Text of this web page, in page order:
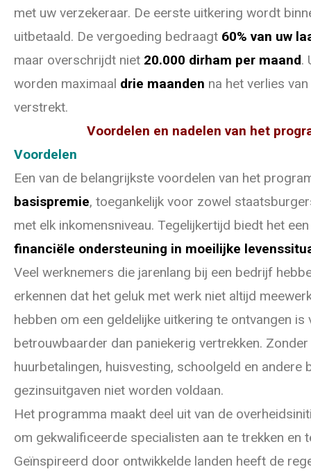
met uw verzekeraar. De eerste uitkering wordt
uitbetaald. De vergoeding bedraagt 60% van uw
maar overschrijdt niet 20.000 dirham per maand.
worden maximaal drie maanden na het verlies
verstrekt.
Voordelen en nadelen van het
Voordelen
Een van de belangrijkste voordelen van het
basispremie, toegankelijk voor zowel
met elk inkomensniveau. Tegelijkertijd biedt het
financiële ondersteuning in moeilijke
Veel werknemers die jarenlang bij een bedrijf
erkennen dat het geluk met werk niet altijd
hebben om een geldelijke uitkering te ontvangen is
betrouwbaarder dan paniekerig vertrekken.
huurbetalingen, huisvesting, schoolgeld en andere
gezinsuitgaven niet worden voldaan.
Het programma maakt deel uit van de
om gekwalificeerde specialisten aan te trekken en
Geïnspireerd door ontwikkelde landen heeft de